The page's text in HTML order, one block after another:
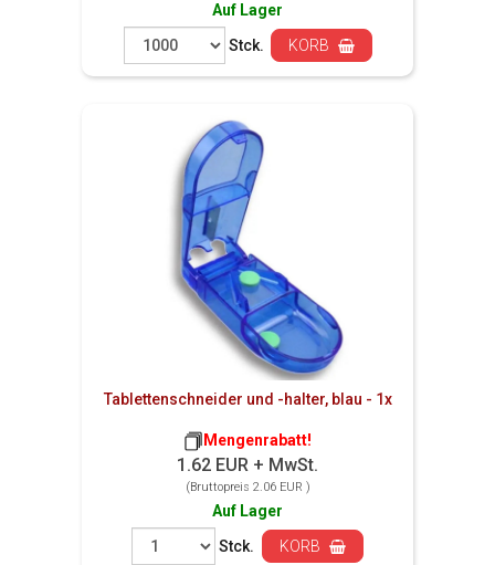
Auf Lager
Stck.
KORB
Tablettenschneider und -halter, blau - 1x
Mengenrabatt!
1.62 EUR + MwSt.
(Bruttopreis 2.06 EUR )
Auf Lager
Stck.
KORB